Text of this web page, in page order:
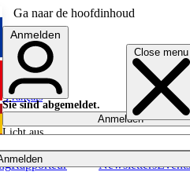
Ga naar de hoofdinhoud
Close menu
Rapporteur NewslettersEvents
English
Français
Anmelden
Sie sind abgemeldet.
Anmelden
Licht aus